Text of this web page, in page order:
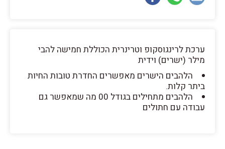
ערכת לרינגוסקופ וטרינרית הכוללת חמישה להבי
מילר (ישרים) וידית
הלהבים הישרים מאפשרים החדרת טובות החיות
ביתר קלות.
הלהבים מתחילים בגודל 00 מה שמאפשר גם
עבודה עם חתולים